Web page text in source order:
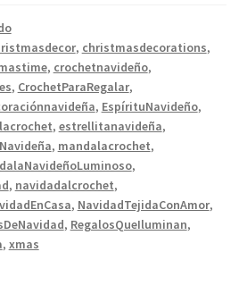
, christmasdecorations,
, crochetnavideño,
, CrochetParaRegalar,
, EspírituNavideño,
, estrellitanavideña,
, mandalacrochet,
,
, navidadalcrochet,
, NavidadTejidaConAmor,
, RegalosQueIluminan,
, xmas